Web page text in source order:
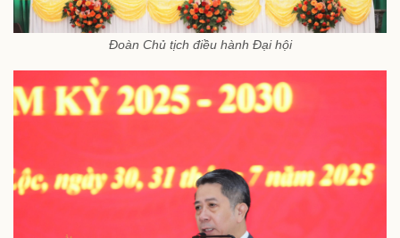
Đoàn Chủ tịch điều hành Đại hội